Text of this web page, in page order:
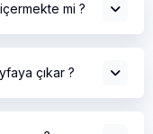
mi ?
çıkar ?